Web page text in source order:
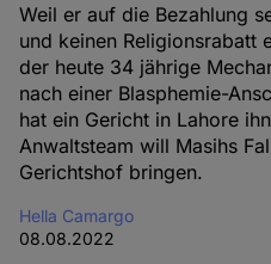
Weil er auf die Bezahlung
und keinen Religionsrabatt
der heute 34 jährige
nach einer Blasphemie-
hat ein Gericht in Lahore
Anwaltsteam will Masihs
Gerichtshof bringen.
Hella Camargo
08.08.2022